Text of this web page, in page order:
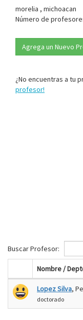
morelia , michoacan
Número de
Agrega un Nuevo
¿No encuentras a tu
profesor!
Buscar Profesor:
Nombre /
Lopez Silva,
doctorado